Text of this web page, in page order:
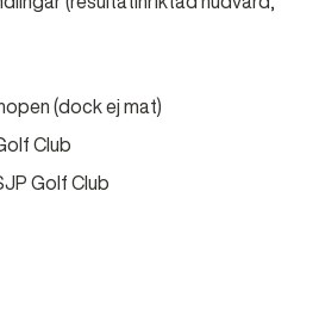
(dock ej mat)
Club
Golf Club